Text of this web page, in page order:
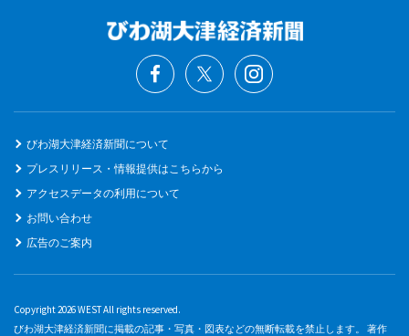
びわ湖大津経済新聞について
プレスリリース・情報提供はこちらから
アクセスデータの利用について
お問い合わせ
広告のご案内
Copyright 2026 WEST All rights reserved.
びわ湖大津経済新聞に掲載の記事・写真・図表などの無断転載を禁止します。 著作